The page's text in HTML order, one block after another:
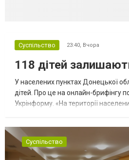
Суспільство 23:40, Вчора
118 дітей
У населених пунктах Донецької
дітей. Про це на онлайн-брифінгу
Укрінформу. «На території
Суспільство